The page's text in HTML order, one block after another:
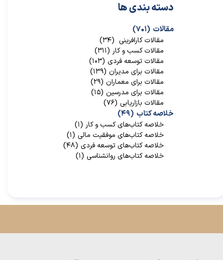
مقالات (۷۰۱)
مقالات کارافرینی (۳۴)
مقالات کسب و کار (۳۱۱)
مقالات توسعه فردی (۱۰۳)
مقالات برای مدیران (۱۳۹)
مقالات برای معماران (۲۹)
مقالات برای مدرسین (۱۵)
مقالات بازاریابی (۷۶)
خلاصه کتاب (۴۹)
خلاصه کتاب‌‌های کسب و کار (۱)
خلاصه کتاب‌‌های موفقیت مالی (۱)
خلاصه کتاب‌های توسعه فردی (۴۸)
خلاصه کتاب‌های روانشناسی (۱)
دسته بندی ها